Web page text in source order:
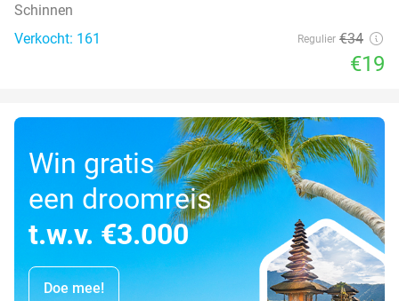
Schinnen
Verkocht: 161
Regulier €34
€19
Win gratis
een droomreis
t.w.v. €3.000
Doe mee!